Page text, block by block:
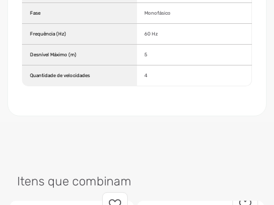
Fase Monofásico
Frequência (Hz) 60 Hz
Desnível Máximo (m) 5
Quantidade de velocidades 4
Itens que combinam